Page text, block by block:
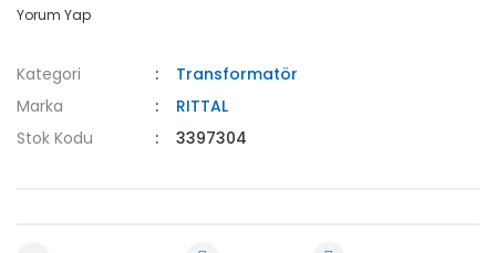
Yorum Yap
Kategori
Transformatör
Marka
RITTAL
Stok Kodu
3397304